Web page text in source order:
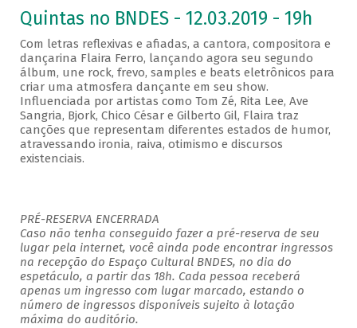
Quintas no BNDES - 12.03.2019 - 19h
Com letras reflexivas e afiadas, a cantora, compositora e
dançarina Flaira Ferro, lançando agora seu segundo
álbum, une rock, frevo, samples e beats eletrônicos para
criar uma atmosfera dançante em seu show.
Influenciada por artistas como Tom Zé, Rita Lee, Ave
Sangria, Bjork, Chico César e Gilberto Gil, Flaira traz
canções que representam diferentes estados de humor,
atravessando ironia, raiva, otimismo e discursos
existenciais.
PRÉ-RESERVA ENCERRADA
Caso não tenha conseguido fazer a pré-reserva de seu
lugar pela internet, você ainda pode encontrar ingressos
na recepção do Espaço Cultural BNDES, no dia do
espetáculo, a partir das 18h. Cada pessoa receberá
apenas um ingresso com lugar marcado, estando o
número de ingressos disponíveis sujeito à lotação
máxima do auditório.